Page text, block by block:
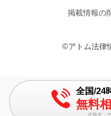
全国/24
無料
掲載情報の
©アトム法律